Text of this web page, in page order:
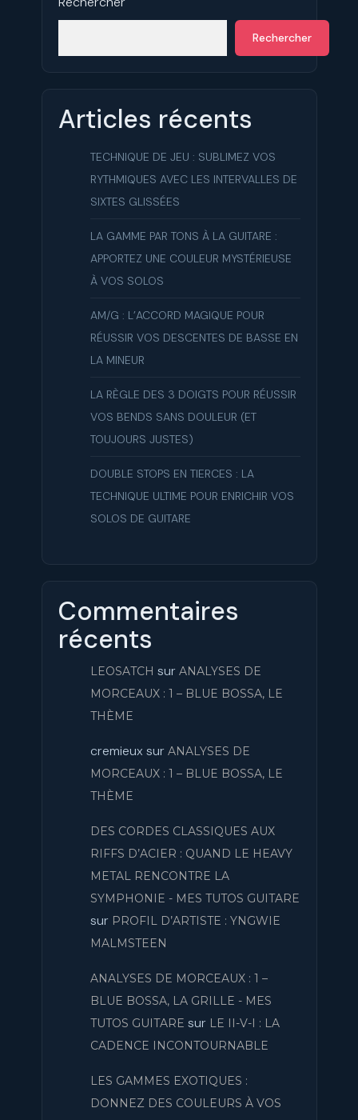
Rechercher
Articles récents
TECHNIQUE DE JEU : SUBLIMEZ VOS
RYTHMIQUES AVEC LES INTERVALLES DE
SIXTES GLISSÉES
LA GAMME PAR TONS À LA GUITARE :
APPORTEZ UNE COULEUR MYSTÉRIEUSE
À VOS SOLOS
AM/G : L’ACCORD MAGIQUE POUR
RÉUSSIR VOS DESCENTES DE BASSE EN
LA MINEUR
LA RÈGLE DES 3 DOIGTS POUR RÉUSSIR
VOS BENDS SANS DOULEUR (ET
TOUJOURS JUSTES)
DOUBLE STOPS EN TIERCES : LA
TECHNIQUE ULTIME POUR ENRICHIR VOS
SOLOS DE GUITARE
Commentaires
récents
LEOSATCH sur ANALYSES DE
MORCEAUX : 1 – BLUE BOSSA, LE
THÈME
cremieux sur ANALYSES DE
MORCEAUX : 1 – BLUE BOSSA, LE
THÈME
DES CORDES CLASSIQUES AUX
RIFFS D’ACIER : QUAND LE HEAVY
METAL RENCONTRE LA
SYMPHONIE - MES TUTOS GUITARE
sur PROFIL D’ARTISTE : YNGWIE
MALMSTEEN
ANALYSES DE MORCEAUX : 1 –
BLUE BOSSA, LA GRILLE - MES
TUTOS GUITARE sur LE II-V-I : LA
CADENCE INCONTOURNABLE
LES GAMMES EXOTIQUES :
DONNEZ DES COULEURS À VOS